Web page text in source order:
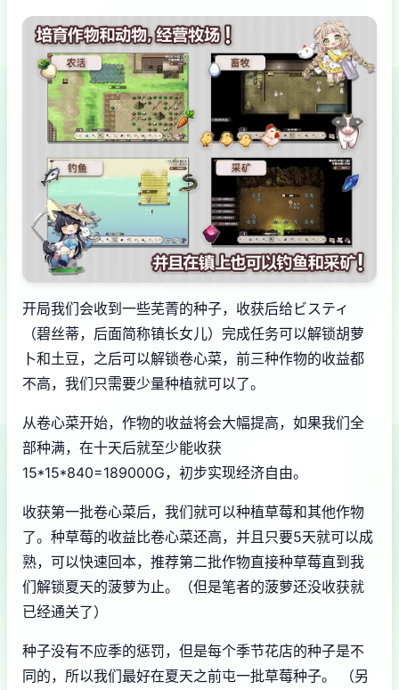
开局我们会收到一些芜菁的种子，收获后给ビスティ
（碧丝蒂，后面简称镇长女儿）完成任务可以解锁胡萝
卜和土豆，之后可以解锁卷心菜，前三种作物的收益都
不高，我们只需要少量种植就可以了。
从卷心菜开始，作物的收益将会大幅提高，如果我们全
部种满，在十天后就至少能收获
15*15*840=189000G，初步实现经济自由。
收获第一批卷心菜后，我们就可以种植草莓和其他作物
了。种草莓的收益比卷心菜还高，并且只要5天就可以成
熟，可以快速回本，推荐第二批作物直接种草莓直到我
们解锁夏天的菠萝为止。（但是笔者的菠萝还没收获就
已经通关了）
种子没有不应季的惩罚，但是每个季节花店的种子是不
同的，所以我们最好在夏天之前屯一批草莓种子。 （另